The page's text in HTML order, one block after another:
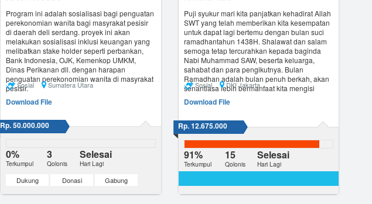
Program ini adalah sosialisasi bagi penguatan
perekonomian wanita bagi masyrakat pesisir
di daerah deli serdang. proyek ini akan
melakukan sosialisasi inklusi keuangan yang
melibatkan stake holder seperti perbankan,
Bank Indonesia, OJK, Kemenkop UMKM,
Dinas Perikanan dll. dengan harapan
penguatan perekonomian wanita di masyrakat
pesisir.
Sosial Sumatera Utara
Download File
Rp. 50.000.000
0% 3 Selesai
Terkumpul Qolonis Hari Lagi
Dukung Donasi Gabung
Puji syukur mari kita panjatkan kehadirat Allah
SWT yang telah memberikan kita kesempatan
untuk dapat lagi bertemu dengan bulan suci
ramadhantahun 1438H. Shalawat dan salam
semoga tetap tercurahkan kepada baginda
Nabi Muhammad SAW, beserta keluarga,
sahabat dan para pengikutnya. Bulan
Ramadhan adalah bulan penuh berkah, akan
senantiasa lebih bermanfaat kita mengisi
bulan ini dengan kegiatan yang positif...
Sosial DKI Jakarta
Download File
Rp. 12.675.000
91% 15 Selesai
Terkumpul Qolonis Hari Lagi